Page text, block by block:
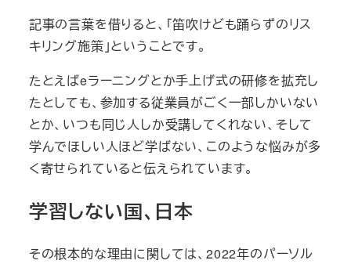
記事の言葉を借りると、「笛吹けども踊らずのリス
キリング施策」ということです。
たとえばeラーニングとか手上げ式の研修を拡充し
たとしても、参加する従業員がごく一部しかいない
とか、いつも同じ人しか受講してくれない、そして
学んでほしい人ほど学ばない、このような悩みが多
く寄せられていると伝えられています。
学習しない国、日本
その根本的な理由に関しては、2022年のパーソル